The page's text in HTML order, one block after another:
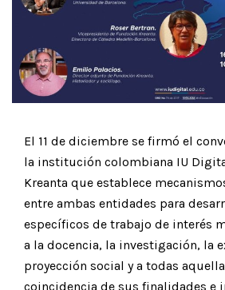
El 11 de diciembre se firmó el
la institución colombiana IU
Kreanta que establece
entre ambas entidades para
específicos de trabajo de interés
a la docencia, la investigación, la
proyección social y a todas
coincidencia de sus finalidades e